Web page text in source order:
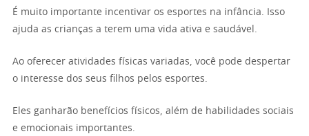
É muito importante incentivar os esportes na infância. Isso
ajuda as crianças a terem uma vida ativa e saudável.
Ao oferecer atividades físicas variadas, você pode despertar
o interesse dos seus filhos pelos esportes.
Eles ganharão benefícios físicos, além de habilidades sociais
e emocionais importantes.